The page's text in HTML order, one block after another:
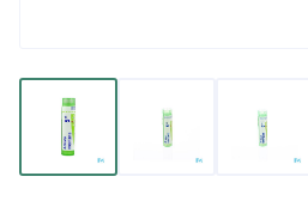
View larger image